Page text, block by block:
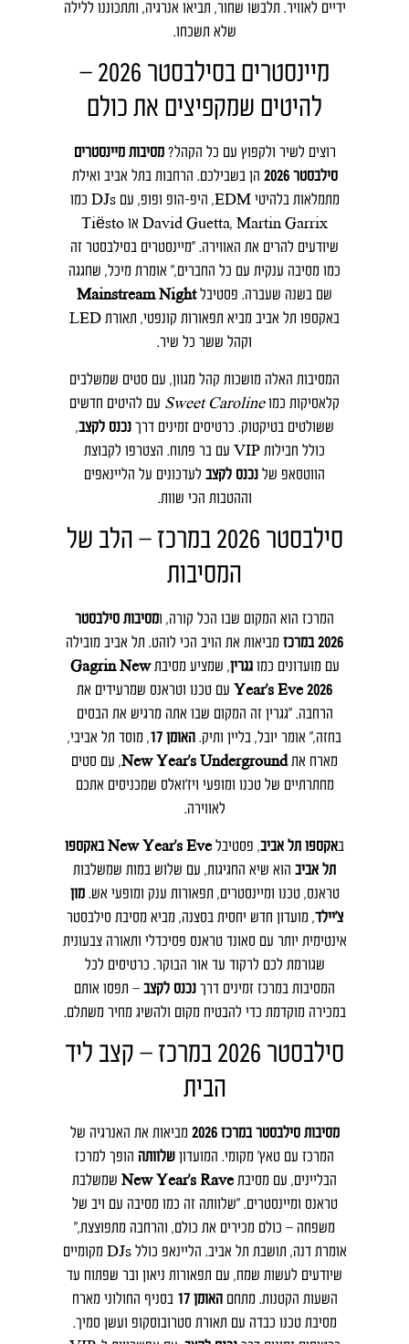
ידיים לאוויר. תלבשו שחור, תביאו אנרגיה, ותתכוננו ללילה
שלא תשכחו.
מיינסטרים בסילבסטר 2026 –
להיטים שמקפיצים את כולם
רוצים לשיר ולקפוץ עם כל הקהל?מסיבות מיינסטרים
סילבסטר 2026
הן בשבילכם. הרחבות בתל אביב ואילת
מתמלאות בלהיטי EDM, היפ-הופ ופופ, עם DJs כמו
David Guetta, Martin Garrix או Tiësto
שיודעים להרים את האווירה. "מיינסטרים בסילבסטר זה
כמו מסיבה ענקית עם כל החברים," אומרת מיכל, שחגגה
שם בשנה שעברה. פסטיבלMainstream Night
באקספו תל אביב מביא תפאורות קונפטי, תאורת LED
וקהל ששר כל שיר.
המסיבות האלה מושכות קהל מגוון, עם סטים שמשלבים
קלאסיקות כמוSweet Caroline עם להיטים חדשים
ששולטים בטיקטוק. כרטיסים זמינים דרךנכנס לקצב,
כולל חבילות VIP עם בר פתוח. הצטרפו לקבוצת
הווטסאפ של נכנס לקצב לעדכונים על הליינאפים
וההטבות הכי שוות.
סילבסטר 2026 במרכז – הלב של
המסיבות
המרכז הוא המקום שבו הכל קורה, ומסיבות סילבסטר
2026 במרכז
מביאות את הויב הכי לוהט. תל אביב מובילה
עם מועדונים כמוגגרין, שמציע מסיבתGagrin New
Year’s Eve 2026 עם טכנו וטראנס שמרעידים את
הרחבה. "גגרין זה המקום שבו אתה מרגיש את הבסים
בחזה," אומר יובל, בליין ותיק. האומן 17
, מוסד תל אביבי,
מארח אתNew Year’s Underground, עם סטים
מחתרתיים של טכנו ומופעי ויז’ואלס שמכניסים אתכם
לאווירה.
באקספו תל אביב, פסטיבל
New Year’s Eve באקספו
תל אביב הוא שיא החגיגות, עם שלוש במות שמשלבות
טראנס, טכנו ומיינסטרים, תפאורות ענק ומופעי אש.מון
צ'יילד, מועדון חדש יחסית בסצנה, מביא מסיבת סילבסטר
אינטימית יותר עם סאונד טראנס פסיכדלי ותאורה צבעונית
שגורמת לכם לרקוד עד אור הבוקר. כרטיסים לכל
המסיבות במרכז זמינים דרך נכנס לקצב – תפסו אותם
במכירה מוקדמת כדי להבטיח מקום ולהשיג מחיר משתלם.
סילבסטר 2026 במרכז – קצב ליד
הבית
מסיבות סילבסטר במרכז 2026
מביאות את האנרגיה של
המרכז עם טאץ' מקומי. המועדון שלוותה הופך למרכז
הבליינים, עם מסיבתNew Year’s Rave שמשלבת
טראנס ומיינסטרים. "שלוותה זה כמו מסיבה עם ויב של
משפחה – כולם מכירים את כולם, והרחבה מתפוצצת,"
אומרת דנה, תושבת תל אביב. הליינאפ כולל DJs מקומיים
שיודעים לעשות שמח, עם תפאורות ניאון ובר שפתוח עד
השעות הקטנות. מתחםהאומן 17
בסניף החולוני מארח
מסיבת טכנו כבדה עם תאורת סטרובוסקופ ועשן סמיך.